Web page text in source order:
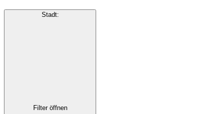
Stadt:
Filter öffnen